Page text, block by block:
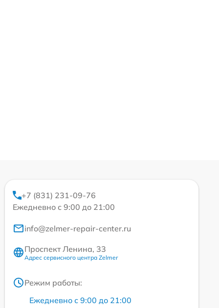
+7 (831) 231-09-76
Ежедневно с 9:00 до 21:00
info@zelmer-repair-center.ru
Проспект Ленина, 33
Адрес сервисного центра Zelmer
Режим работы:
Ежедневно с 9:00 до 21:00